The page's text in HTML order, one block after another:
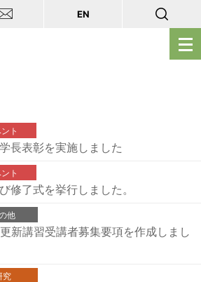
メ
ニ
EN
ト
長表彰を実施しました
ト
修了式を挙行しました。
他
新講習受講者募集要項を作成しまし
究